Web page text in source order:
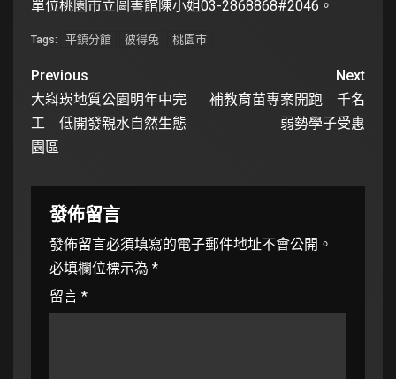
單位桃園市立圖書館陳小姐03-2868868#2046。
Tags: 平鎮分館 彼得兔 桃園市
Previous
大嵙崁地質公園明年中完
工 低開發親水自然生態
園區
Next
補教育苗專案開跑 千名
弱勢學子受惠
發佈留言
發佈留言必須填寫的電子郵件地址不會公開。
必填欄位標示為 *
留言 *